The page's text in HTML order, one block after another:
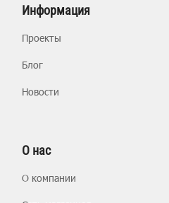
Информация
Проекты
Блог
Новости
О нас
О компании